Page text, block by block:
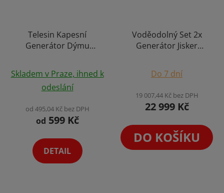
Telesin Kapesní
Generátor Dýmu
na Focení Produktu
Skladem v Praze, ihned k
odeslání
od 495,04 Kč bez DPH
od 599 Kč
DETAIL
Voděodolný Set 2x
Generátor Jisker
Spark Machine Stroj na
Jiskry Efekt Prskavek
Do 7 dní
19 007,44 Kč bez DPH
22 999 Kč
DO KOŠÍKU